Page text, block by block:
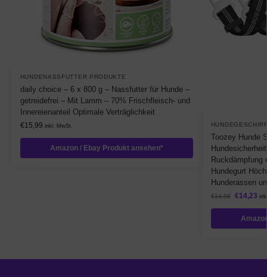
HUNDENASSFUTTER PRODUKTE
daily choice – 6 x 800 g – Nassfutter für Hunde –
getreidefrei – Mit Lamm – 70% Frischfleisch- und
Innereienanteil Optimale Verträglichkeit
€15,99 inkl. MwSt.
Amazon / Ebay Produkt ansehen*
Toozey Hunde
Ruckdämpfung
Hundegurt
Hunderassen
€14,98 €14,23